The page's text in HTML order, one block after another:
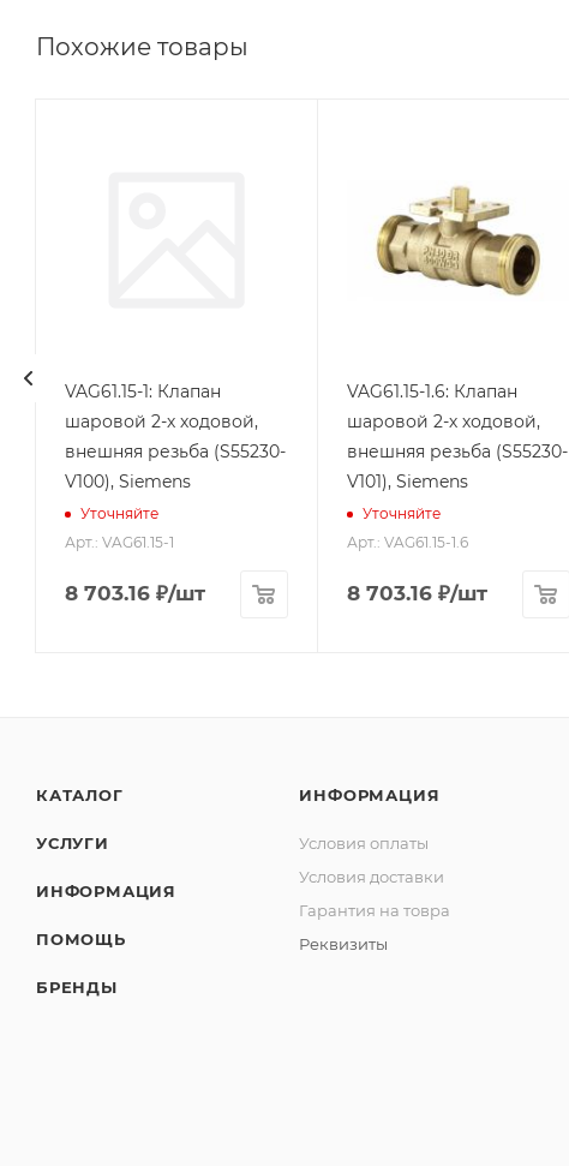
Похожие товары
VAG61.15-1: Клапан
шаровой 2-х ходовой,
внешняя резьба (S55230-
V100), Siemens
Уточняйте
Арт.: VAG61.15-1
8 703.16 ₽/шт
VAG61.15-1.6: Клапан
шаровой 2-х ходовой,
внешняя резьба (S55230-
V101), Siemens
Уточняйте
Арт.: VAG61.15-1.6
8 703.16₽/шт
КАТАЛОГ
УСЛУГИ
ИНФОРМАЦИЯ
ПОМОЩЬ
БРЕНДЫ
ИНФОРМАЦИЯ
Условия оплаты
Условия доставки
Гарантия на товра
Реквизиты